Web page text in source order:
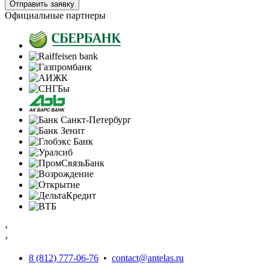
Официальные партнеры
‹
›
8 (812) 777-06-76 • contact@antelas.ru